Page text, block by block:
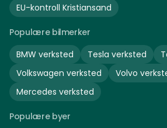
EU-kontroll Kristiansand
Populære bilmerker
BMW verksted Tesla verksted
Volkswagen verksted Volvo
Mercedes verksted
Populære byer